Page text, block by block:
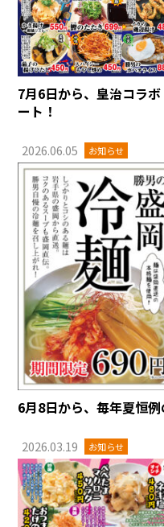
7月6日から、皇治コラ
ート！
2026.06.05 お知らせ
6月8日から、毎年夏恒
2026.03.19 お知らせ